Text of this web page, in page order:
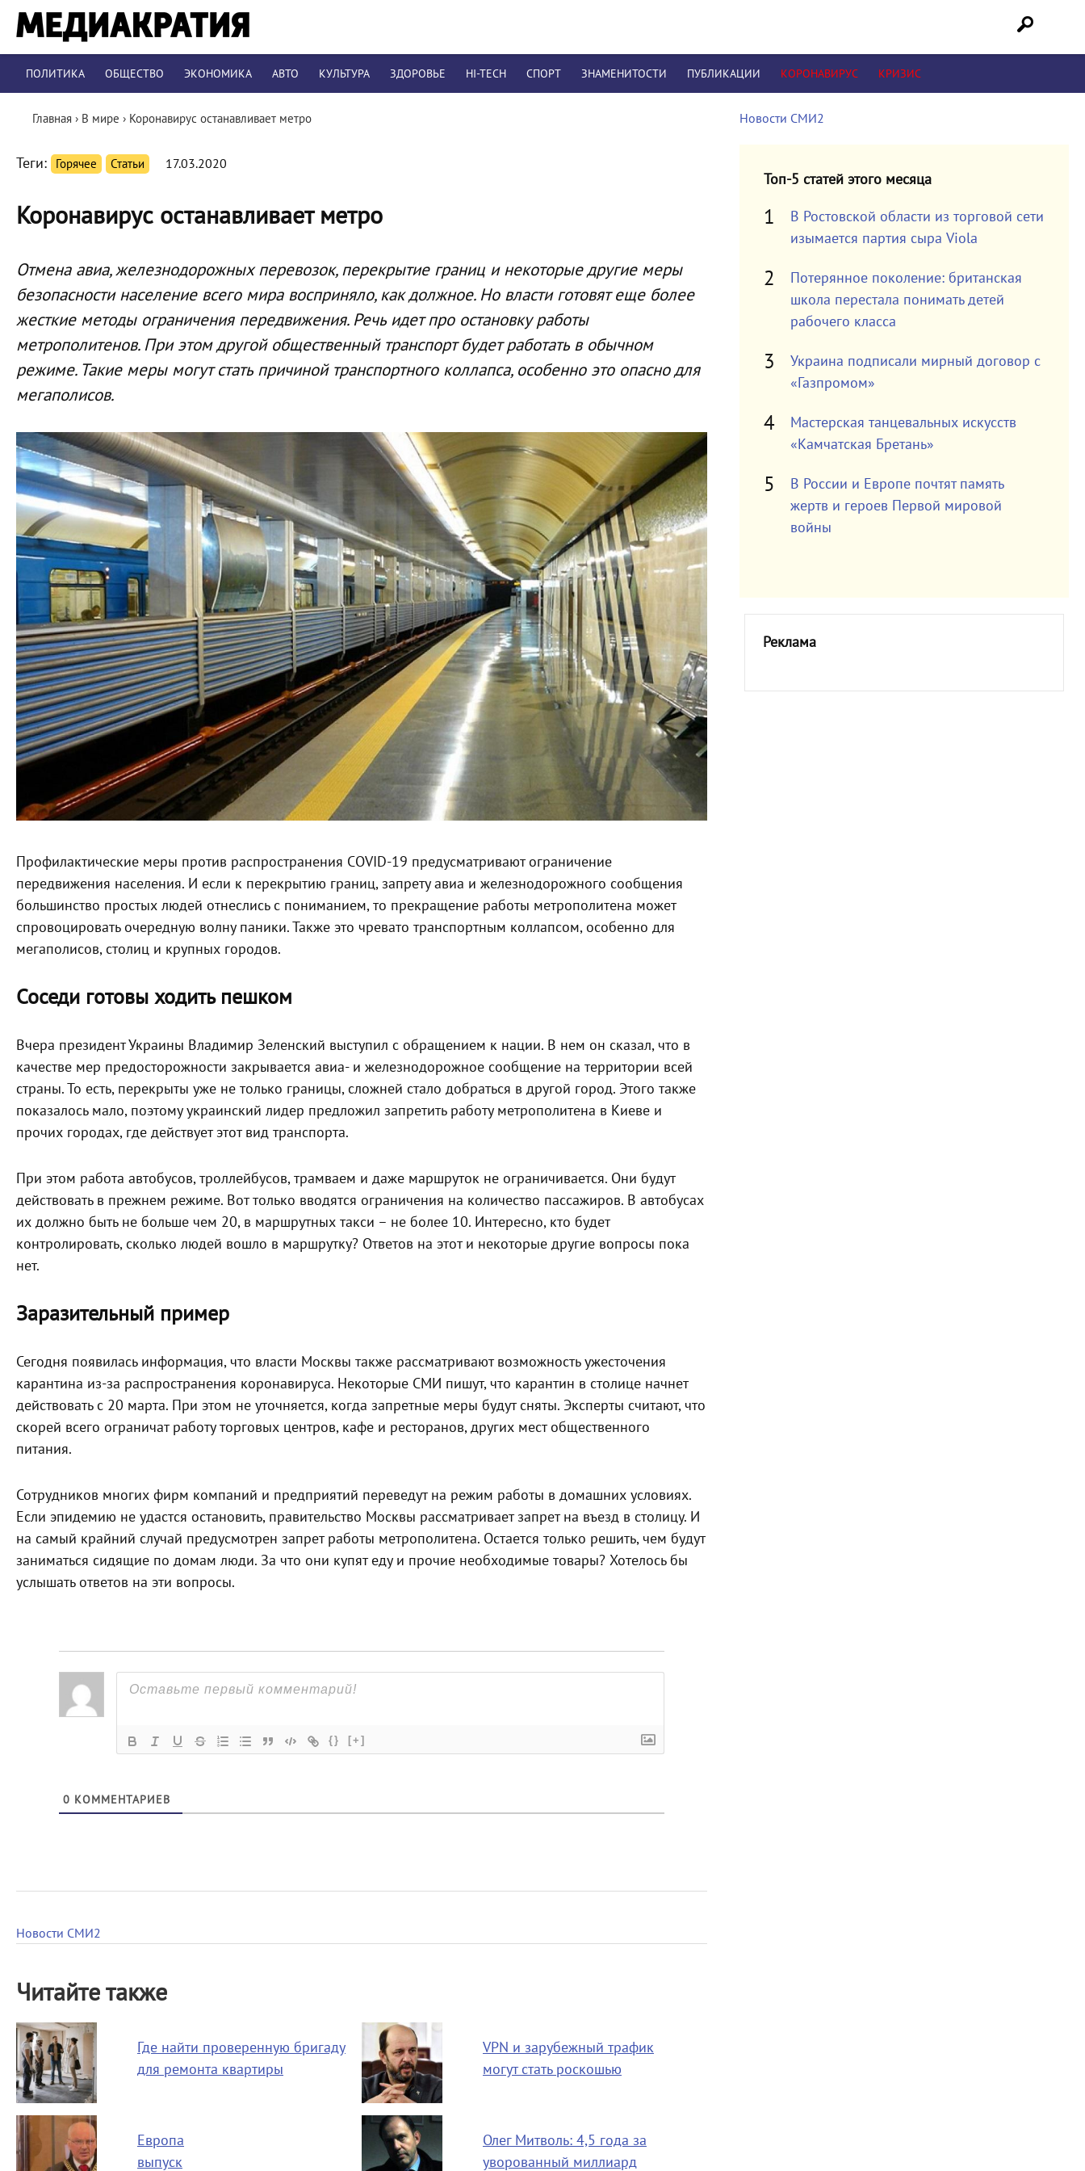
ПОЛИТИКА ОБЩЕСТВО ЭКОНОМИКА АВТО КУЛЬТУРА ЗДОРОВЬЕ HI-TECH СПОРТ ЗНАМЕНИТОСТИ ПУБЛИКАЦИИ КОРОНАВИРУС КРИЗИС
Главная › В мире › Коронавирус останавливает метро
Теги: Горячее Статьи 17.03.2020
Коронавирус останавливает метро
Отмена авиа, железнодорожных перевозок, перекрытие границ и некоторые другие меры
безопасности население всего мира восприняло, как должное. Но власти готовят еще более
жесткие методы ограничения передвижения. Речь идет про остановку работы
метрополитенов. При этом другой общественный транспорт будет работать в обычном
режиме. Такие меры могут стать причиной транспортного коллапса, особенно это опасно для
мегаполисов.
Профилактические меры против распространения COVID-19 предусматривают ограничение
передвижения населения. И если к перекрытию границ, запрету авиа и железнодорожного сообщения
большинство простых людей отнеслись с пониманием, то прекращение работы метрополитена может
спровоцировать очередную волну паники. Также это чревато транспортным коллапсом, особенно для
мегаполисов, столиц и крупных городов.
Соседи готовы ходить пешком
Вчера президент Украины Владимир Зеленский выступил с обращением к нации. В нем он сказал, что в
качестве мер предосторожности закрывается авиа- и железнодорожное сообщение на территории всей
страны. То есть, перекрыты уже не только границы, сложней стало добраться в другой город. Этого также
показалось мало, поэтому украинский лидер предложил запретить работу метрополитена в Киеве и
прочих городах, где действует этот вид транспорта.
При этом работа автобусов, троллейбусов, трамваем и даже маршруток не ограничивается. Они будут
действовать в прежнем режиме. Вот только вводятся ограничения на количество пассажиров. В автобусах
их должно быть не больше чем 20, в маршрутных такси – не более 10. Интересно, кто будет
контролировать, сколько людей вошло в маршрутку? Ответов на этот и некоторые другие вопросы пока
нет.
Заразительный пример
Сегодня появилась информация, что власти Москвы также рассматривают возможность ужесточения
карантина из-за распространения коронавируса. Некоторые СМИ пишут, что карантин в столице начнет
действовать с 20 марта. При этом не уточняется, когда запретные меры будут сняты. Эксперты считают, что
скорей всего ограничат работу торговых центров, кафе и ресторанов, других мест общественного
питания.
Сотрудников многих фирм компаний и предприятий переведут на режим работы в домашних условиях.
Если эпидемию не удастся остановить, правительство Москвы рассматривает запрет на въезд в столицу. И
на самый крайний случай предусмотрен запрет работы метрополитена. Остается только решить, чем будут
заниматься сидящие по домам люди. За что они купят еду и прочие необходимые товары? Хотелось бы
услышать ответов на эти вопросы.
{} [+]
0 КОММЕНТАРИЕВ
Новости СМИ2
Читайте также
Где найти проверенную бригаду
для ремонта квартиры
VPN и зарубежный трафик
могут стать роскошью
Европа
выпуск
Олег Митволь: 4,5 года за
уворованный миллиард
Новости СМИ2
Топ-5 статей этого месяца
В Ростовской области из торговой сети
изымается партия сыра Viola
Потерянное поколение: британская
школа перестала понимать детей
рабочего класса
Украина подписали мирный договор с
«Газпромом»
Мастерская танцевальных искусств
«Камчатская Бретань»
В России и Европе почтят память
жертв и героев Первой мировой
войны
Реклама